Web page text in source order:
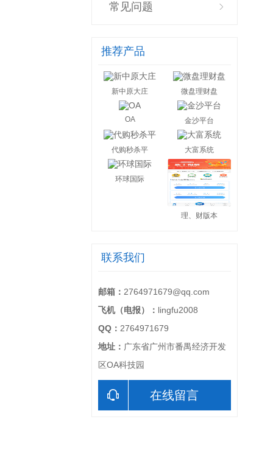
常见问题
推荐产品
新中原大庄 微盘理财盘
OA 金沙平台
代购秒杀平 大富系统
环球国际
理、财版本
联系我们
邮箱： 2764971679@qq.com
飞机（电报）： lingfu2008
QQ： 2764971679
地址： 广东省广州市番禺经济开发
区OA科技园
在线留言